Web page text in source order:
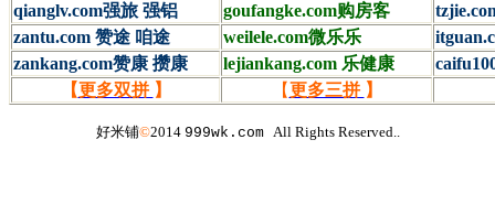
qianglv.com强旅 强铝
goufangke.com购房客
zantu.com 赞途 咱途
weilele.com微乐乐
zankang.com赞康 攒康
lejiankang.com 乐健康
【更多双拼 】 【更多三拼 】
好米铺©2014 999wk.com All Rights Reserved..